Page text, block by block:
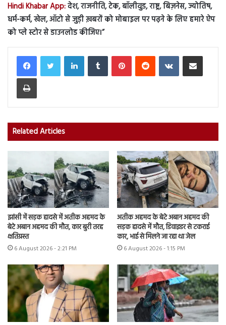
Hindi Khabar App:देश, राजनीति, टेक, बॉलीवुड, राष्ट्र, बिज़नेस, ज्योतिष,
धर्म-कर्म, खेल, ऑटो से जुड़ी ख़बरों को मोबाइल पर पढ़ने के लिए हमारे ऐप
को प्ले स्टोर से डाउनलोड कीजिए।”
LinkedInTumblr PinterestReddit VKontakteShare via Email
Print
Related Articles
झांसी में सड़क हादसे में अतीक अहमद के
बेटे अबान अहमद की मौत, कार बुरी तरह
क्षतिग्रस्त
6 August 2026 - 2:21 PM
अतीक अहमद के बेटे अबान अहमद की
सड़क हादसे में मौत, डिवाइडर से टकराई
कार, भाई से मिलने जा रहा था जेल
6 August 2026 - 1:15 PM